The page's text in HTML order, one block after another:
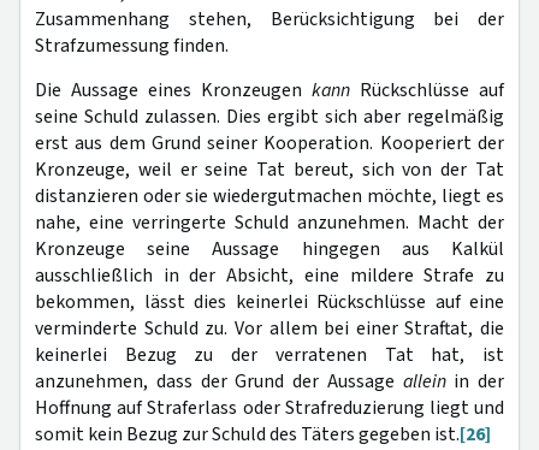
Zusammenhang stehen, Berücksichtigung bei der
Strafzumessung finden.
Die Aussage eines Kronzeugen kann Rückschlüsse auf
seine Schuld zulassen. Dies ergibt sich aber regelmäßig
erst aus dem Grund seiner Kooperation. Kooperiert der
Kronzeuge, weil er seine Tat bereut, sich von der Tat
distanzieren oder sie wiedergutmachen möchte, liegt es
nahe, eine verringerte Schuld anzunehmen. Macht der
Kronzeuge seine Aussage hingegen aus Kalkül
ausschließlich in der Absicht, eine mildere Strafe zu
bekommen, lässt dies keinerlei Rückschlüsse auf eine
verminderte Schuld zu. Vor allem bei einer Straftat, die
keinerlei Bezug zu der verratenen Tat hat, ist
anzunehmen, dass der Grund der Aussage allein in der
Hoffnung auf Straferlass oder Strafreduzierung liegt und
somit kein Bezug zur Schuld des Täters gegeben ist.[26]